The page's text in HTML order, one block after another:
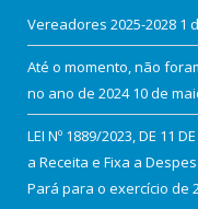
Vereadores 2025-2028 1
Até o momento, não
no ano de 2024 10 de
LEI Nº 1889/2023, DE 11
a Receita e Fixa a
Pará para o exercício de